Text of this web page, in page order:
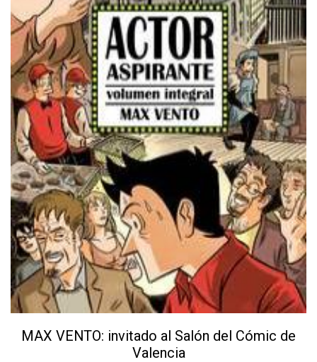
MAX VENTO: invitado al Salón del Cómic de
Valencia